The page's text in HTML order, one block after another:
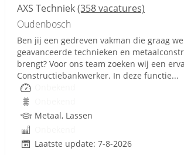
AXS Techniek(358 vacatures)
Oudenbosch
Ben jij een gedreven vakman die graag
geavanceerde technieken en
brengt? Voor ons team zoeken wij een
Constructiebankwerker. In deze functie...
Metaal, Lassen
Laatste update: 7-8-2026